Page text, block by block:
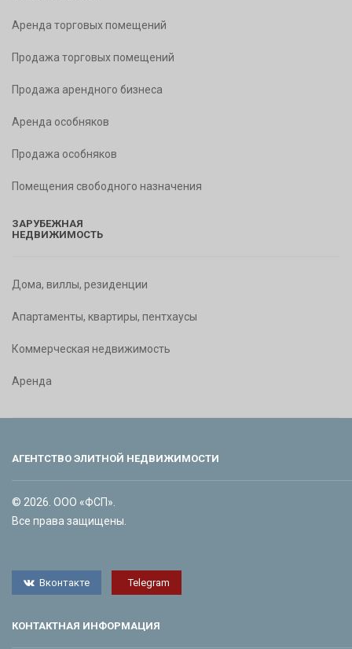
Аренда торговых помещений
Продажа торговых помещений
Продажа арендного бизнеса
Аренда особняков
Продажа особняков
Помещения свободного назначения
ЗАРУБЕЖНАЯ
НЕДВИЖИМОСТЬ
Дома, виллы, резиденции
Апартаменты, квартиры, пентхаусы
Коммерческая недвижимость
Аренда
АГЕНТСТВО ЭЛИТНОЙ НЕДВИЖИМОСТИ
© 2026. ООО «ФСП».
Все права защищены.
Вконтакте Telegram
КОНТАКТНАЯ ИНФОРМАЦИЯ